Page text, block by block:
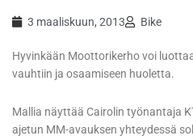
3 maaliskuun, 2013 Bike
Hyvinkään Moottorikerho voi
vauhtiin ja osaamiseen huoletta.
Mallia näyttää Cairolin työnantaja
ajetun MM-avauksen yhteydessä